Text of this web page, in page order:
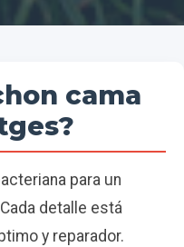
cama
para un
detalle está
y reparador.